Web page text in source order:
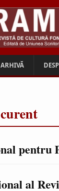
ARHIVĂ
pentru
al